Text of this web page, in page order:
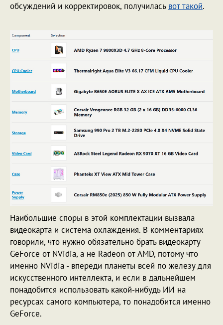
обсуждений и корректировок, получилась вот такой.
Наибольшие споры в этой комплектации вызвала
видеокарта и система охлаждения. В комментариях
говорили, что нужно обязательно брать видеокарту
GeForce от NVidia, а не Radeon от AMD, потому что
именно NVidia - впереди планеты всей по железу для
искусственного интеллекта, и если в дальнейшем
понадобится использовать какой-нибудь ИИ на
ресурсах самого компьютера, то понадобится именно
GeForce.